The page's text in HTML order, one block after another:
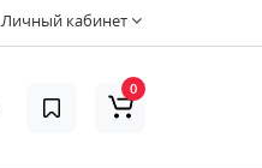
Личный кабинет
0